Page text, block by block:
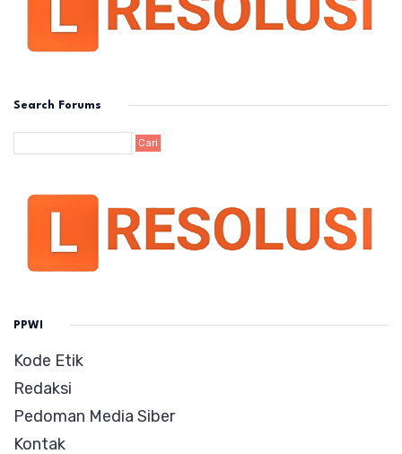
Search Forums
PPWI
Kode Etik
Redaksi
Pedoman Media Siber
Kontak